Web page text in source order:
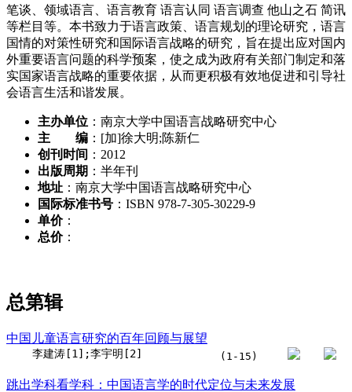
笔谈、领域语言、语言教育 语言认同 语言调查 他山之石 简讯
等栏目等。本书致力于语言政策、语言规划的理论研究，语言
国情的对策性研究和国际语言战略的研究，旨在提出应对国内
外重要语言问题的科学预案，使之成为政府有关部门制定和落
实国家语言战略的重要依据，从而更积极有效地促进和引导社
会语言生活和谐发展。
主办单位 ：南京大学中国语言战略研究中心
主 编 ：[加]徐大明;陈新仁
创刊时间 ：2012
出版周期 ：半年刊
地址 ：南京大学中国语言战略研究中心
国际标准书号 ：ISBN 978-7-305-30229-9
单价：
总价：
总第辑
中国儿童语言研究的百年回顾与展望
李建涛[1];李宇明[2] (1-15)
跳出学科看学科：中国语言学的时代定位与未来发展